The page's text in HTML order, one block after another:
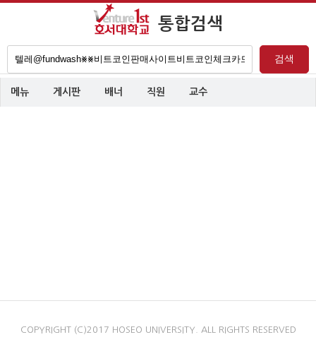
통합검색
검색
메뉴 게시판 배너 직원 교수
COPYRIGHT (C)2017 HOSEO UNIVERSITY. ALL RIGHTS RESERVED